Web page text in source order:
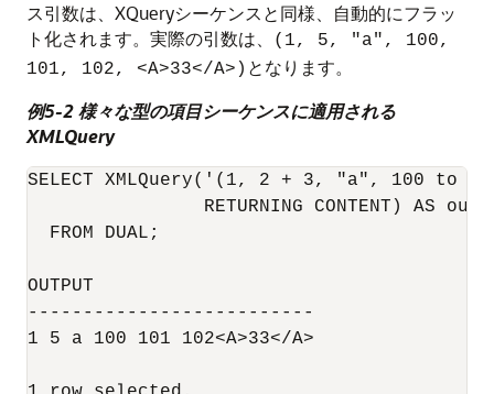
ス引数は、XQueryシーケンスと同様、自動的にフラッ
ト化されます。実際の引数は、
(1, 5, "a", 100,
101, 102, <A>33</A>) となります。
例5-2 様々な型の項目シーケンスに適用される
XMLQuery
SELECT XMLQuery('(1, 2 + 3, "a", 100 to
RETURNING CONTENT) AS
  FROM DUAL;
OUTPUT
--------------------------
1 5 a 100 101 102<A>33</A>